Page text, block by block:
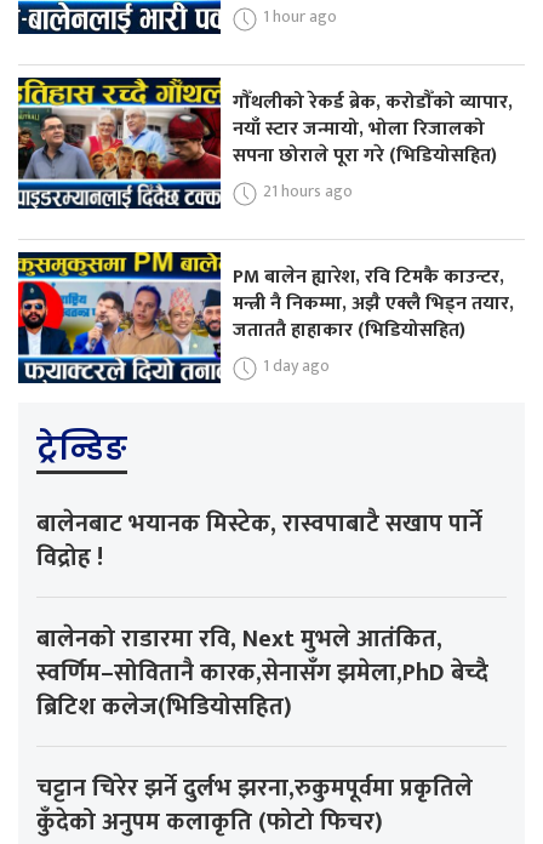
1 hour ago
गौँथलीको रेकर्ड ब्रेक, करोडौँको व्यापार,
नयाँ स्टार जन्मायो, भोला रिजालको
सपना छोराले पूरा गरे (भिडियोसहित)
21 hours ago
PM बालेन ह्यारेश, रवि टिमकै काउन्टर,
मन्त्री नै निकम्मा, अझै एक्लै भिड्न तयार,
जताततै हाहाकार (भिडियोसहित)
1 day ago
ट्रेन्डिङ
बालेनबाट भयानक मिस्टेक, रास्वपाबाटै सखाप पार्ने
विद्रोह !
बालेनको राडारमा रवि, Next मुभले आतंकित,
स्वर्णिम–सोवितानै कारक,सेनासँग झमेला,PhD बेच्दै
ब्रिटिश कलेज(भिडियोसहित)
चट्टान चिरेर झर्ने दुर्लभ झरना,रुकुमपूर्वमा प्रकृतिले
कुँदेको अनुपम कलाकृति (फोटो फिचर)